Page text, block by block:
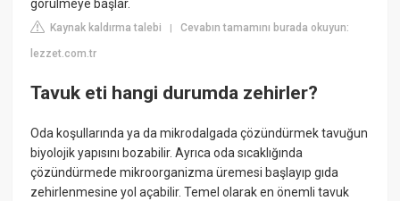
görülmeye başlar.
Kaynak kaldırma talebi |Cevabın tamamını burada okuyun:
lezzet.com.tr
Tavuk eti hangi durumda zehirler?
Oda koşullarında ya da mikrodalgada çözündürmek tavuğun
biyolojik yapısını bozabilir. Ayrıca oda sıcaklığında
çözündürmede mikroorganizma üremesi başlayıp gıda
zehirlenmesine yol açabilir. Temel olarak en önemli tavuk